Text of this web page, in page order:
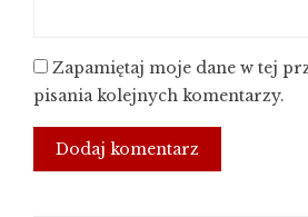
Zapamiętaj moje dane w tej
pisania kolejnych komentarzy.